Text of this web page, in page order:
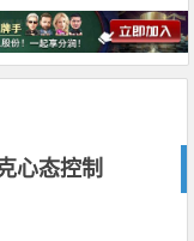
心态控制